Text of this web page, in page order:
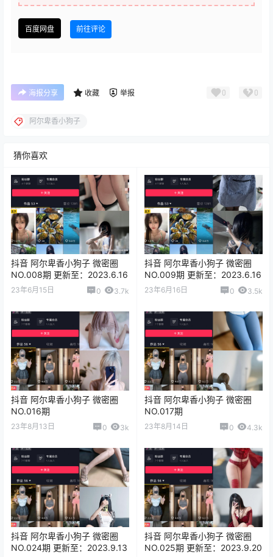
百度网盘 前往评论
海报分享 收藏 举报 0 0
阿尔卑香小狗子
猜你喜欢
抖音 阿尔卑香小狗子 微密圈
NO.008期 更新至：2023.6.16
23年6月15日 0 3.7k
抖音 阿尔卑香小狗子 微密圈
NO.009期 更新至：2023.6.16
23年6月16日 0 3.5k
抖音 阿尔卑香小狗子 微密圈
NO.016期
23年8月13日 0 3k
抖音 阿尔卑香小狗子 微密圈
NO.017期
23年8月14日 0 4.3k
抖音 阿尔卑香小狗子 微密圈
NO.024期 更新至：2023.9.13
抖音 阿尔卑香小狗子 微密圈
NO.025期 更新至：2023.9.20